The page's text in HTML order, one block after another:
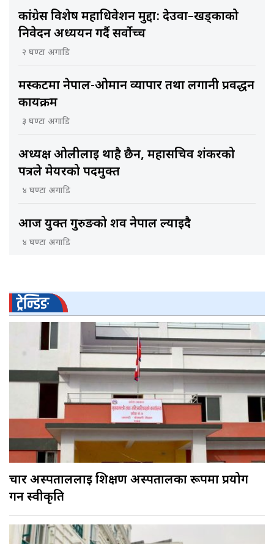
कांग्रेस विशेष महाधिवेशन मुद्दा: देउवा–खड्काको
निवेदन अध्ययन गर्दै सर्वोच्च
२ घण्टा अगाडि
मस्कटमा नेपाल-ओमान व्यापार तथा लगानी प्रवर्द्धन
कार्यक्रम
३ घण्टा अगाडि
अध्यक्ष ओलीलाई थाहै छैन, महासचिव शंकरको
पत्रले मेयरको पदमुक्त
४ घण्टा अगाडि
आज युक्त गुरुङको शव नेपाल ल्याइदै
४ घण्टा अगाडि
ट्रेन्डिङ
चार अस्पताललाई शिक्षण अस्पतालका रूपमा प्रयोग
गर्न स्वीकृति